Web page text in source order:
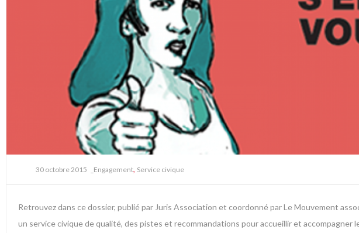
30 octobre 2015 _Engagement, Service civique
Retrouvez dans ce dossier, publié par Juris Association et coordonné par Le Mouvement
un service civique de qualité, des pistes et recommandations pour accueillir et accompagner